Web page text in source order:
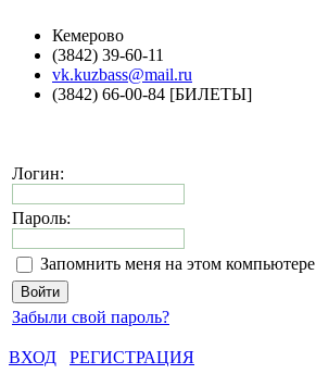
Кемерово
(3842) 39-60-11
vk.kuzbass@mail.ru
(3842) 66-00-84 [БИЛЕТЫ]
Логин:
Пароль:
Запомнить меня на этом компьютере
Забыли свой пароль?
ВХОД
РЕГИСТРАЦИЯ